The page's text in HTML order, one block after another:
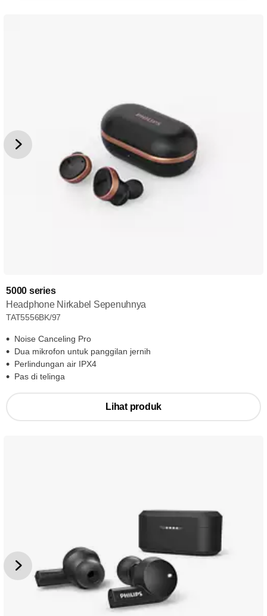
5000 series
Headphone Nirkabel Sepenuhnya
TAT5556BK/97
Noise Canceling Pro
Dua mikrofon untuk panggilan jernih
Perlindungan air IPX4
Pas di telinga
Lihat produk